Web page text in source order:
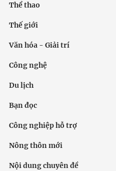
Thể thao
Thế giới
Văn hóa - Giải trí
Công nghệ
Du lịch
Bạn đọc
Công nghiệp hỗ trợ
Nông thôn mới
Nội dung chuyên đề